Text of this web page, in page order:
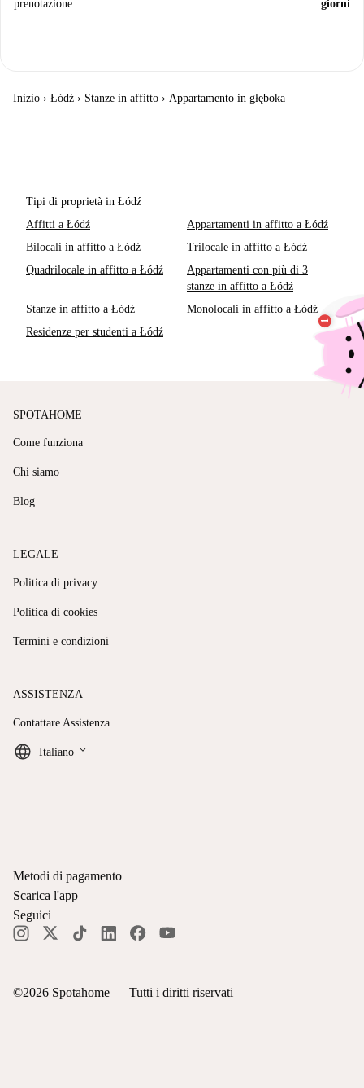
prenotazione
giorni
Inizio › Łódź › Stanze in affitto › Appartamento in głęboka
Tipi di proprietà in Łódź
Affitti a Łódź
Appartamenti in affitto a Łódź
Bilocali in affitto a Łódź
Trilocale in affitto a Łódź
Quadrilocale in affitto a Łódź
Appartamenti con più di 3
stanze in affitto a Łódź
Stanze in affitto a Łódź
Monolocali in affitto a Łódź
Residenze per studenti a Łódź
SPOTAHOME
Come funziona
Chi siamo
Blog
LEGALE
Politica di privacy
Politica di cookies
Termini e condizioni
ASSISTENZA
Contattare Assistenza
Italiano keyboard_arrow_down
©2026 Spotahome — Tutti i diritti riservati
Metodi di pagamento
Scarica l'app
Seguici